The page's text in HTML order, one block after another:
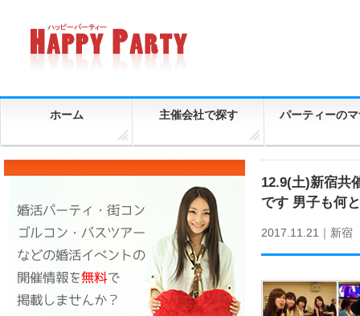
ホーム 主催会社で探す パーティーの
12.9(土)新宿共
です 男子も何
2017.11.21｜ 新宿